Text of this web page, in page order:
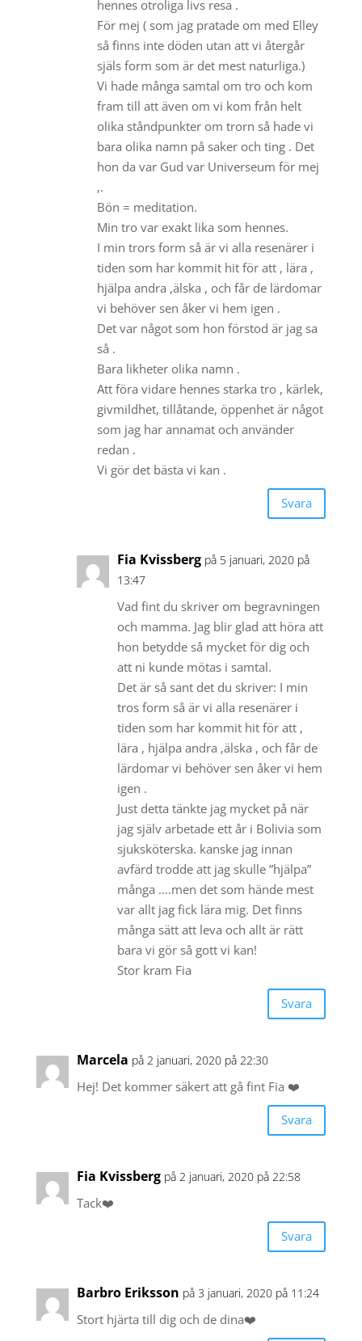
hennes otroliga livs resa .
För mej ( som jag pratade om med Elley
så finns inte döden utan att vi återgår
själs form som är det mest naturliga.)
Vi hade många samtal om tro och kom
fram till att även om vi kom från helt
olika ståndpunkter om trorn så hade vi
bara olika namn på saker och ting . Det
hon da var Gud var Universeum för mej
,.
Bön = meditation.
Min tro var exakt lika som hennes.
I min trors form så är vi alla resenärer i
tiden som har kommit hit för att , lära ,
hjälpa andra ,älska , och får de lärdomar
vi behöver sen åker vi hem igen .
Det var något som hon förstod är jag sa
så .
Bara likheter olika namn .
Att föra vidare hennes starka tro , kärlek,
givmildhet, tillåtande, öppenhet är något
som jag har annamat och använder
redan .
Vi gör det bästa vi kan .
Svara
Fia Kvissberg på 5 januari, 2020 på
13:47
Vad fint du skriver om begravningen
och mamma. Jag blir glad att höra att
hon betydde så mycket för dig och
att ni kunde mötas i samtal.
Det är så sant det du skriver: I min
tros form så är vi alla resenärer i
tiden som har kommit hit för att ,
lära , hjälpa andra ,älska , och får de
lärdomar vi behöver sen åker vi hem
igen .
Just detta tänkte jag mycket på när
jag själv arbetade ett år i Bolivia som
sjuksköterska. kanske jag innan
avfärd trodde att jag skulle ”hjälpa”
många ….men det som hände mest
var allt jag fick lära mig. Det finns
många sätt att leva och allt är rätt
bara vi gör så gott vi kan!
Stor kram Fia
Svara
Marcela på 2 januari, 2020 på 22:30
Hej! Det kommer säkert att gå fint Fia ❤️
Svara
Fia Kvissberg på 2 januari, 2020 på 22:58
Tack❤️
Svara
Barbro Eriksson på 3 januari, 2020 på 11:24
Stort hjärta till dig och de dina❤️